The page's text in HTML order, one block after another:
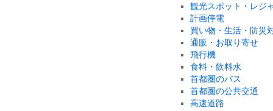
観光スポット・レジ
計画停電
買い物・生活・防災
通販・お取り寄せ
飛行機
食料・飲料水
首都圏のバス
首都圏の公共交通
高速道路